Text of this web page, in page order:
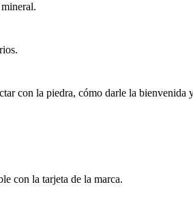
con la piedra, cómo darle la bienvenida
con la tarjeta de la marca.